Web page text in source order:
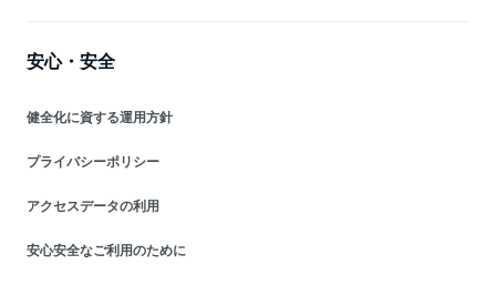
安心・安全
健全化に資する運用方針
プライバシーポリシー
アクセスデータの利用
安心安全なご利用のために